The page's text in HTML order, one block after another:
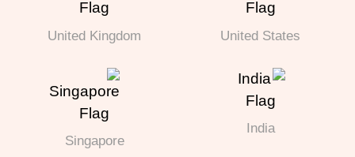
United States
United Kingdom
India
Singapore